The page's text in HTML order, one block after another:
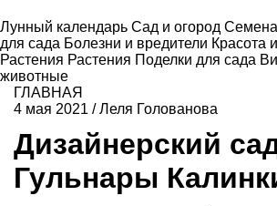
Лунный календарь Сад и огород
для сада Болезни и вредители Красота
Растения Растения Поделки для сада
животные
ГЛАВНАЯ
4 мая 2021 /Леля Голованова
Дизайнерский
Гульнары